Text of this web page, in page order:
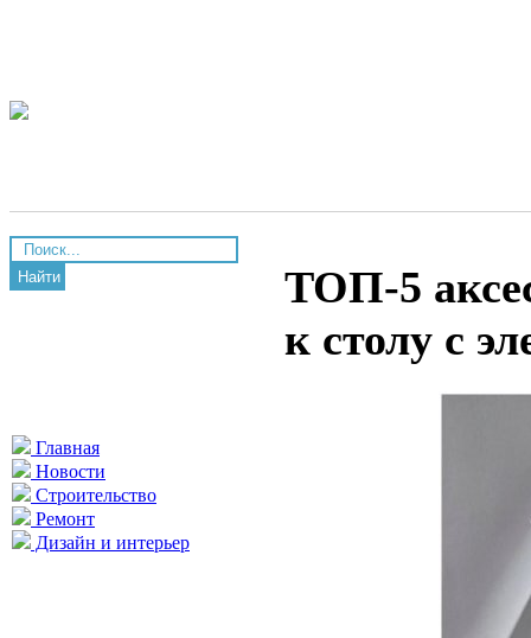
Найти
Главная
Новости
Строительство
Ремонт
Дизайн и интерьер
ТОП-5
к столу с